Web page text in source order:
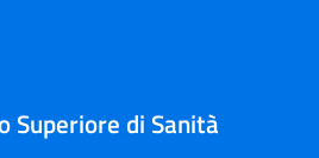
Superiore di Sanità